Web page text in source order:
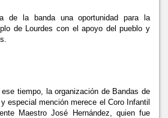
de la banda una oportunidad para la
de Lourdes con el apoyo del pueblo y
tiempo, la organización de Bandas de
especial mención merece el Coro Infantil
Maestro José Hernández, quien fue